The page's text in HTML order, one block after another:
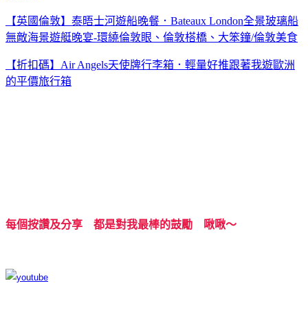
【英國倫敦】泰晤士河遊船晚餐．Bateaux London全景玻璃船
無敵海景遊艇晚宴-環繞倫敦眼、倫敦榙橋、大笨鐘/倫敦美食
【折扣碼】Air Angels天使牌行李箱．輕量好推跟著我遊歐洲
的平價旅行箱
每個按讚及分享 都是對我最棒的鼓勵 啾啾～